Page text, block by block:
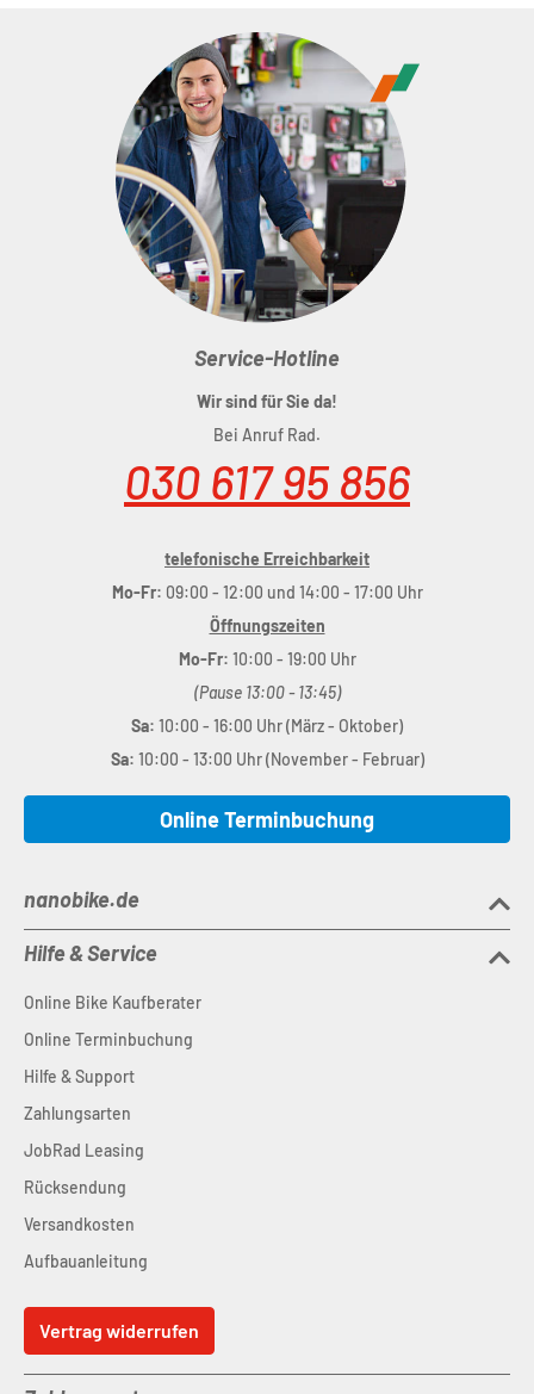
zu minimieren, was aber keinerlei Abstriche in Sachen
Robustheit bedeutet. Selbst die teils wilden Fahrmanöver
der Kids steckt dieses Chassis locker weg!
: Aluminium Lite 6061
: CUBE A-Headset
: CUBE Aluminium Lite
: CUBE Aluminium Lite, 450mm
: ACID Kids
Bremsanlage: Alloy V-Brake
: Prowheel A105, 32T, 114mm with
Chainlooper
: ACID Pro 21C, 16/16 Spokes
: CUBE Kid
Sattelstütze: CUBE Aluminium Lite
Pedale: CUBE Kid
Max. Systemgewicht
Max. Fahrergewicht: 20 kg
Service-Hotline
Wir sind für Sie da!
Bei Anruf Rad.
030 617 95 856
telefonische Erreichbarkeit
Mo-Fr: 09:00 - 12:00 und 14:00 - 17:00 Uhr
Öffnungszeiten
Mo-Fr: 10:00 - 19:00 Uhr
(Pause 13:00 - 13:45)
Sa: 10:00 - 16:00 Uhr (März - Oktober)
Sa: 10:00 - 13:00 Uhr (November - Februar)
Online Terminbuchung
nanobike.de
Hilfe & Service
Online Bike Kaufberater
Online Terminbuchung
Hilfe & Support
Zahlungsarten
JobRad Leasing
Rücksendung
Versandkosten
Aufbauanleitung
Vertrag widerrufen